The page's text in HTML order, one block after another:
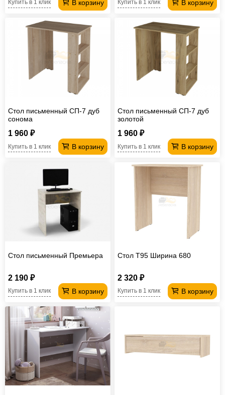
В корзину
Купить в 1 клик В корзину
Купить в 1 клик
Стол письменный СП-7 дуб
сонома
1 960 ₽
В корзину
Купить в 1 клик
Стол письменный СП-7 дуб
золотой
1 960 ₽
В корзину
Купить в 1 клик
Стол письменный Премьера
2 190 ₽
В корзину
Купить в 1 клик
Стол T95 Ширина 680
2 320 ₽
В корзину
Купить в 1 клик